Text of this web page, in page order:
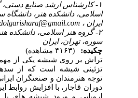
۱- کارشناس ارشد صنایع دستی، گروه هنر
اسلامی، دانشکده هنر، دانشگاه سوره،
mdolgarisharaf@gmail.com
۲- گروه هنر اسلامی، دانشکده هنر،
سوره، تهران، ایران
(۴۱۶۳ مشاهده)
تراش بر روی شیشه یکی از مهمترین
تزئینی شیشه است که از سدههای
توجه هنرمندان و صنعتگران ایرانی بوده
دوران قاجار، با افزایش روابط ایران با